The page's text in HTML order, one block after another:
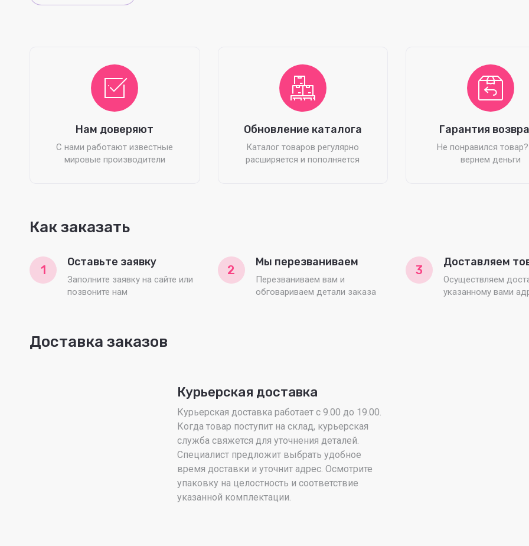
Нам доверяют
С нами работают известные
мировые производители
Обновление каталога
Каталог товаров регулярно
расширяется и пополняется
Гарантия
Не понравился
вернем деньги
Как заказать
1
Оставьте заявку
Заполните заявку на сайте или
позвоните нам
2
Мы перезваниваем
Перезваниваем вам и
обговариваем детали заказа
3
Доставляем
Осуществляем
указанному вами
Доставка заказов
Курьерская доставка
Курьерская доставка работает с 9.00 до 19.00.
Когда товар поступит на склад, курьерская
служба свяжется для уточнения деталей.
Специалист предложит выбрать удобное
время доставки и уточнит адрес. Осмотрите
упаковку на целостность и соответствие
указанной комплектации.